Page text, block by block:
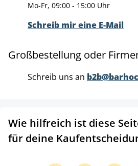
Mo-Fr, 09:00 - 15:00 Uhr
Schreib mir eine E-Mail
Großbestellung oder
Schreib uns an
Wie hilfreich ist diese
für deine